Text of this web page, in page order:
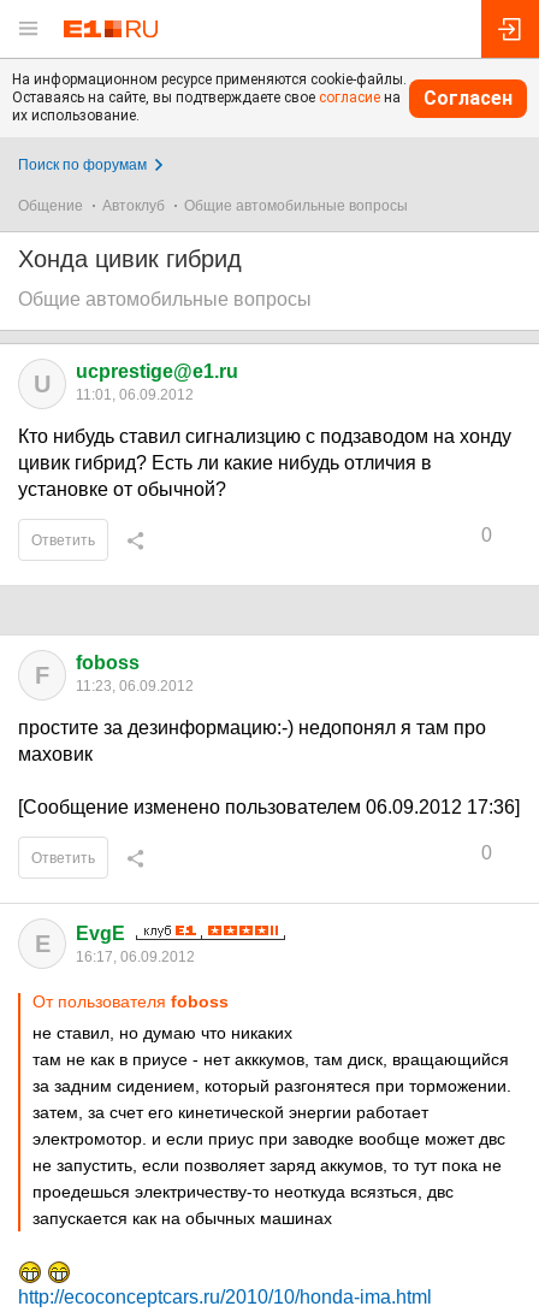
На информационном ресурсе применяются cookie-файлы.
Оставаясь на сайте, вы подтверждаете свое согласие на
их использование.
Согласен
Поиск по форумам
Общение Автоклуб Общие автомобильные вопросы
Хонда цивик гибрид
Общие автомобильные вопросы
U ucprestige@e1.ru
11:01, 06.09.2012
Кто нибудь ставил сигнализцию с подзаводом на хонду
цивик гибрид? Есть ли какие нибудь отличия в
установке от обычной?
0
Ответить
F foboss
11:23, 06.09.2012
простите за дезинформацию:-) недопонял я там про
маховик
[Сообщение изменено пользователем 06.09.2012 17:36]
0
Ответить
E EvgE
16:17, 06.09.2012
От пользователя foboss
не ставил, но думаю что никаких
там не как в приусе - нет акккумов, там диск, вращающийся
за задним сидением, который разгонятеся при торможении.
затем, за счет его кинетической энергии работает
электромотор. и если приус при заводке вообще может двс
не запустить, если позволяет заряд аккумов, то тут пока не
проедешься электричеству-то неоткуда всязться, двс
запускается как на обычных машинах
http://ecoconceptcars.ru/2010/10/honda-ima.html